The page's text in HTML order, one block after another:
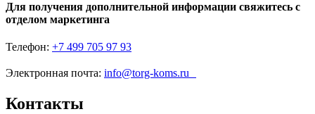
Для получения дополнительной информации свяжитесь с
отделом маркетинга
Телефон: +7 499 705 97 93
Электронная почта: info@torg-koms.ru
Контакты